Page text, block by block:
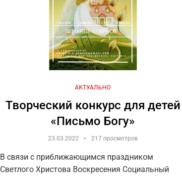
АКТУАЛЬНО
Творческий конкурс для детей
«Письмо Богу»
23.03.2022 217 просмотров
В связи с приближающимся праздником
Светлого Христова Воскресения Социальный